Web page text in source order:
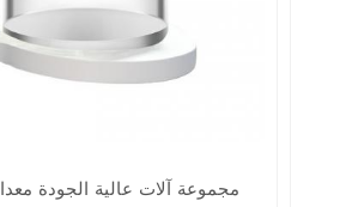
2022 مجموعة آلات عالية الجودة